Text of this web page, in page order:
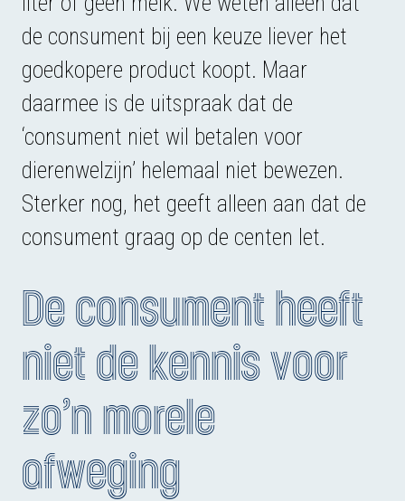
de consument bij een keuze liever het
goedkopere product koopt. Maar
daarmee is de uitspraak dat de
‘consument niet wil betalen voor
dierenwelzijn’ helemaal niet bewezen.
Sterker nog, het geeft alleen aan dat de
consument graag op de centen let.
De consument heeft
niet de kennis voor
zo’n morele
afweging